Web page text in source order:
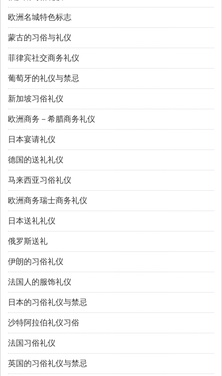
欧洲名城特色标志
蒙古的习俗与礼仪
菲律宾社交商务礼仪
葡萄牙的礼仪与禁忌
新加坡习俗礼仪
欧洲商务－希腊商务礼仪
日本宴请礼仪
德国的送礼礼仪
马来西亚习俗礼仪
欧洲商务瑞士商务礼仪
日本送礼礼仪
俄罗斯送礼
伊朗的习俗礼仪
法国人的服饰礼仪
日本的习俗礼仪与禁忌
沙特阿拉伯礼仪习俗
法国习俗礼仪
英国的习俗礼仪与禁忌